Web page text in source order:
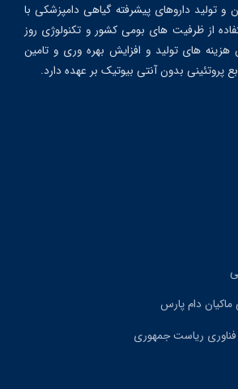
و تولید داروهای پیشرفته گیاهی دامپزشکی با
از ظرفیت های بومی کشور و تکنولوژی روز
های تولید و افزایش بهره وری و تامین
پروتئینی بدون آنتی بیوتیک بر عهده دارد.
ماکیان دام پارس
ریاست جمهوری